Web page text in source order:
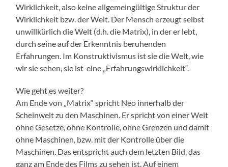
Wirklichkeit, also keine allgemeingültige Struktur der
Wirklichkeit bzw. der Welt. Der Mensch erzeugt selbst
unwillkürlich die Welt (d.h. die Matrix), in der er lebt,
durch seine auf der Erkenntnis beruhenden
Erfahrungen. Im Konstruktivismus ist sie die Welt, wie
wir sie sehen, sie ist eine „Erfahrungswirklichkeit“.
Wie geht es weiter?
Am Ende von „Matrix“ spricht Neo innerhalb der
Scheinwelt zu den Maschinen. Er spricht von einer Welt
ohne Gesetze, ohne Kontrolle, ohne Grenzen und damit
ohne Maschinen, bzw. mit der Kontrolle über die
Maschinen. Das entspricht auch dem letzten Bild, das
ganz am Ende des Films zu sehen ist. Auf einem